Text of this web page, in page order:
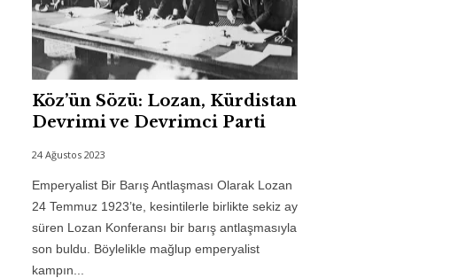
Köz’ün Sözü: Lozan, Kürdistan
Devrimi ve Devrimci Parti
24 Ağustos 2023
Emperyalist Bir Barış Antlaşması Olarak Lozan
24 Temmuz 1923’te, kesintilerle birlikte sekiz ay
süren Lozan Konferansı bir barış antlaşmasıyla
son buldu. Böylelikle mağlup emperyalist
kampın...